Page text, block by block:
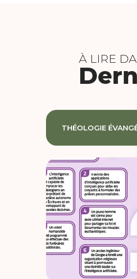
À LIRE
THÉOLOGIE